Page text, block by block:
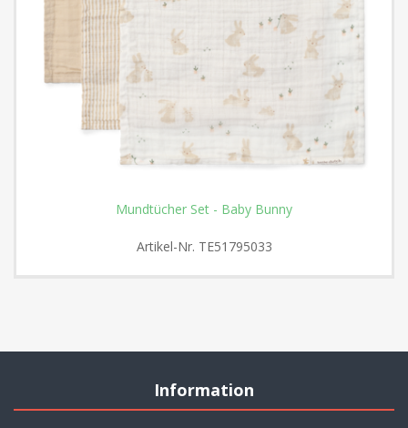
Mundtücher Set - Baby Bunny
Artikel-Nr. TE51795033
Information